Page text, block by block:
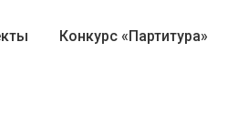
Конкурс «Партитура»